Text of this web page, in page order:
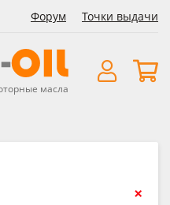
Форум Точки выдачи
масла
×